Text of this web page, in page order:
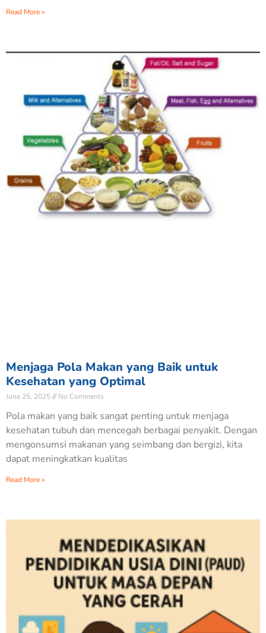
Read More »
Menjaga Pola Makan yang Baik untuk
Kesehatan yang Optimal
June 25, 2025 No Comments
Pola makan yang baik sangat penting untuk menjaga
kesehatan tubuh dan mencegah berbagai penyakit. Dengan
mengonsumsi makanan yang seimbang dan bergizi, kita
dapat meningkatkan kualitas
Read More »